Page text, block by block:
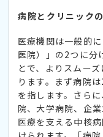
病院とクリニック
医療機関は一般的
医院）」の2つに分
とで、よりスムー
ります。まず病院
を指します。さら
院、大学病院、企
医療を支える中核